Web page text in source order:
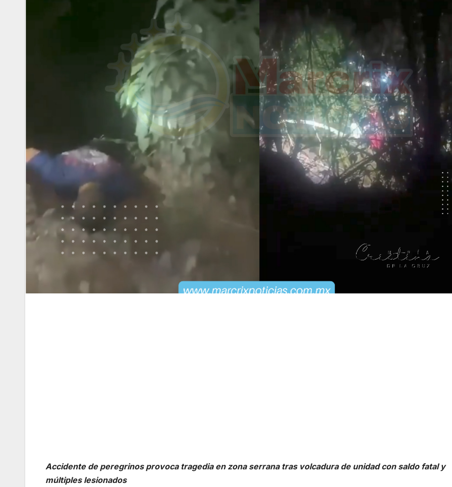
Accidente de peregrinos provoca tragedia en zona serrana tras volcadura de unidad con saldo fatal y
múltiples lesionados